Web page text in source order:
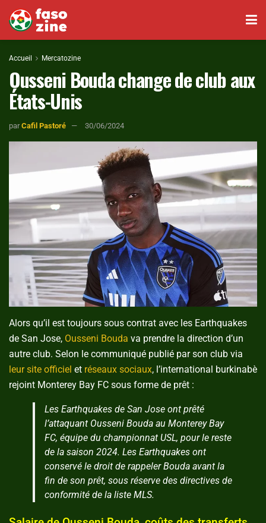
Accueil Mercatozine
Ousseni Bouda change de club aux
États-Unis
par Cafil Pastoré 30/06/2024
Alors qu’il est toujours sous contrat avec les Earthquakes
de San Jose, Ousseni Bouda va prendre la direction d’un
autre club. Selon le communiqué publié par son club via
leur site officiel et réseaux sociaux, l’international burkinabè
rejoint Monterey Bay FC sous forme de prêt :
Les Earthquakes de San Jose ont prêté
l’attaquant Ousseni Bouda au Monterey Bay
FC, équipe du championnat USL, pour le reste
de la saison 2024. Les Earthquakes ont
conservé le droit de rappeler Bouda avant la
fin de son prêt, sous réserve des directives de
conformité de la liste MLS.